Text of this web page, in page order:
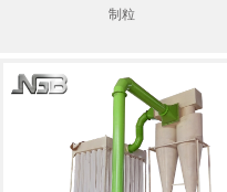
制粒